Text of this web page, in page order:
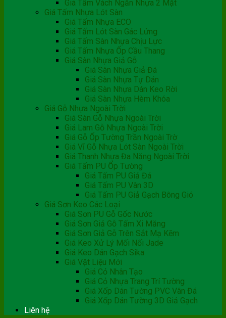
Giá Tấm Vách Ngăn Nhựa 2 Mặt
Giá Tấm Nhựa Lót Sàn
Giá Tấm Nhựa ECO
Giá Tấm Lót Sàn Gác Lửng
Giá Tấm Sàn Nhựa Chịu Lực
Giá Tấm Nhựa Ốp Cầu Thang
Giá Sàn Nhựa Giả Gỗ
Giá Sàn Nhựa Giả Đá
Giá Sàn Nhựa Tự Dán
Giá Sàn Nhựa Dán Keo Rời
Giá Sàn Nhựa Hèm Khóa
Giá Gỗ Nhựa Ngoài Trời
Giá Sàn Gỗ Nhựa Ngoài Trời
Giá Lam Gỗ Nhựa Ngoài Trời
Giá Gỗ Ốp Tường Trần Ngoài Trờ
Giá Vỉ Gỗ Nhựa Lót Sàn Ngoài Trời
Giá Thanh Nhựa Đa Năng Ngoài Trời
Giá Tấm PU Ốp Tường
Giá Tấm PU Giả Đá
Giá Tấm PU Vân 3D
Giá Tấm PU Giả Gạch Bông Gió
Giá Sơn Keo Các Loại
Giá Sơn PU Gỗ Gốc Nước
Giá Sơn Giả Gỗ Tấm Xi Măng
Giá Sơn Giả Gỗ Trên Sắt Mạ Kẽm
Giá Keo Xử Lý Mối Nối Jade
Giá Keo Dán Gạch Sika
Giá Vật Liệu Mới
Giá Cỏ Nhân Tạo
Giá Cỏ Nhựa Trang Trí Tường
Giá Xốp Dán Tường PVC Vân Đá
Giá Xốp Dán Tường 3D Giả Gạch
Liên hệ